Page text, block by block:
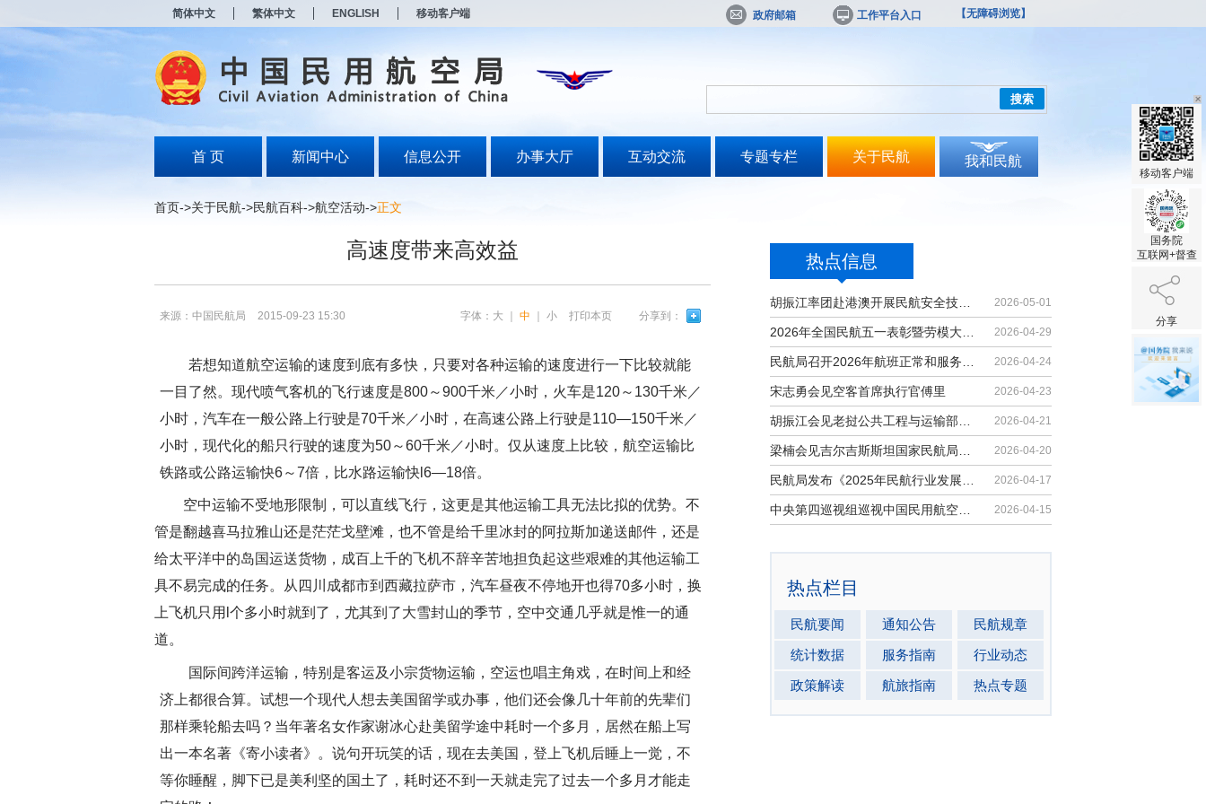
简体中文 繁体中文 ENGLISH 移动客户端 政府邮箱 工作平台入口 【无障碍浏览】
搜索
首 页 新闻中心 信息公开 办事大厅 互动交流 专题专栏 关于民航 我和民航
首页->关于民航->民航百科->航空活动->正文
热点信息
2026-05-01
2026-04-29
2026-04-24
宋志勇会见空客首席执行官傅里 2026-04-23
2026-04-21
2026-04-20
2026-04-17
2026-04-15
热点栏目
民航要闻 通知公告
民航规章
统计数据
服务指南
行业动态
政策解读
航旅指南 热点专题
高速度带来高效益
来源：中国民航局 2015-09-23 15:30 字体： 大 中 小 打印本页 分享到：
若想知道航空运输的速度到底有多快，只要对各种运输的速度进行一下比较就能
一目了然。现代喷气客机的飞行速度是800～900千米／小时，火车是120～130千米／
小时，汽车在一般公路上行驶是70千米／小时，在高速公路上行驶是110—150千米／
小时，现代化的船只行驶的速度为50～60千米／小时。仅从速度上比较，航空运输比
铁路或公路运输快6～7倍，比水路运输快l6—18倍。
空中运输不受地形限制，可以直线飞行，这更是其他运输工具无法比拟的优势。不
管是翻越喜马拉雅山还是茫茫戈壁滩，也不管是给千里冰封的阿拉斯加递送邮件，还是
给太平洋中的岛国运送货物，成百上千的飞机不辞辛苦地担负起这些艰难的其他运输工
具不易完成的任务。从四川成都市到西藏拉萨市，汽车昼夜不停地开也得70多小时，换
上飞机只用l个多小时就到了，尤其到了大雪封山的季节，空中交通几乎就是惟一的通
道。
国际间跨洋运输，特别是客运及小宗货物运输，空运也唱主角戏，在时间上和经
济上都很合算。试想一个现代人想去美国留学或办事，他们还会像几十年前的先辈们
那样乘轮船去吗？当年著名女作家谢冰心赴美留学途中耗时一个多月，居然在船上写
出一本名著《寄小读者》。说句开玩笑的话，现在去美国，登上飞机后睡上一觉，不
等你睡醒，脚下已是美利坚的国土了，耗时还不到一天就走完了过去一个多月才能走
移动客户端
国务院
互联网+督查
分享
打
无
障